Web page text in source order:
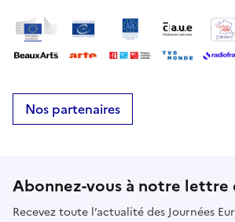
Nos partenaires
Abonnez-vous à notre lettre
Recevez toute l’actualité des Journées